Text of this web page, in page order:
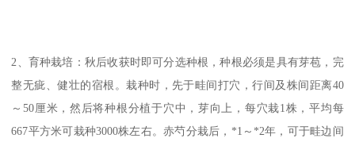
2、育种栽培：秋后收获时即可分选种根，种根必须是具有芽苞，完
整无疵、健壮的宿根。栽种时，先于畦间打穴，行间及株间距离40
～50厘米，然后将种根分植于穴中，芽向上，每穴栽1株，平均每
667平方米可栽种3000株左右。赤芍分栽后，*1～*2年，可于畦边间